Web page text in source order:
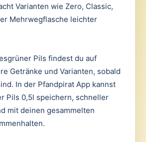
Varianten wie Zero, Classic,
Mehrwegflasche leichter
Pils findest du auf
Getränke und Varianten, sobald
In der Pfandpirat App kannst
Pils 0,5l speichern, schneller
mit deinen gesammelten